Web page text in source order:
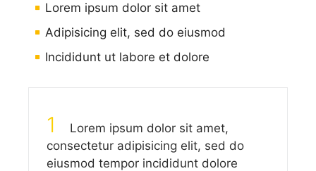
Lorem ipsum dolor sit amet
Adipisicing elit, sed do eiusmod
Incididunt ut labore et dolore
1
Lorem ipsum dolor sit amet,
consectetur adipisicing elit, sed do
eiusmod tempor incididunt dolore